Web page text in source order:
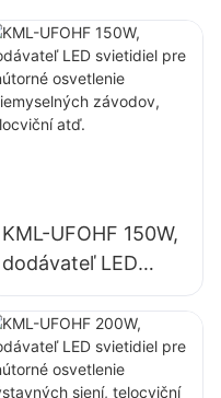
KML-UFOHF 150W,
dodávateľ LED
svietidiel pre
vnútorné
osvetlenie
priemyselných